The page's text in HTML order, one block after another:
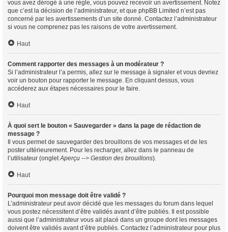
vous avez dérogé à une règle, vous pouvez recevoir un avertissement. Notez
que c’est la décision de l’administrateur, et que phpBB Limited n’est pas
concerné par les avertissements d’un site donné. Contactez l’administrateur
si vous ne comprenez pas les raisons de votre avertissement.
Haut
Comment rapporter des messages à un modérateur ?
Si l’administrateur l’a permis, allez sur le message à signaler et vous devriez
voir un bouton pour rapporter le message. En cliquant dessus, vous
accéderez aux étapes nécessaires pour le faire.
Haut
À quoi sert le bouton « Sauvegarder » dans la page de rédaction de
message ?
Il vous permet de sauvegarder des brouillons de vos messages et de les
poster ultérieurement. Pour les recharger, allez dans le panneau de
l’utilisateur (ongletAperçu --> Gestion des brouillons).
Haut
Pourquoi mon message doit être validé ?
L’administrateur peut avoir décidé que les messages du forum dans lequel
vous postez nécessitent d’être validés avant d’être publiés. Il est possible
aussi que l’administrateur vous ait placé dans un groupe dont les messages
doivent être validés avant d’être publiés. Contactez l’administrateur pour plus